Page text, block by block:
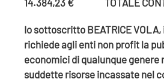
14.384,23 € TOTALE
Io sottoscritto BEATRICE
richiede agli enti non profit la
economici di qualunque genere
suddette risorse incassate nel